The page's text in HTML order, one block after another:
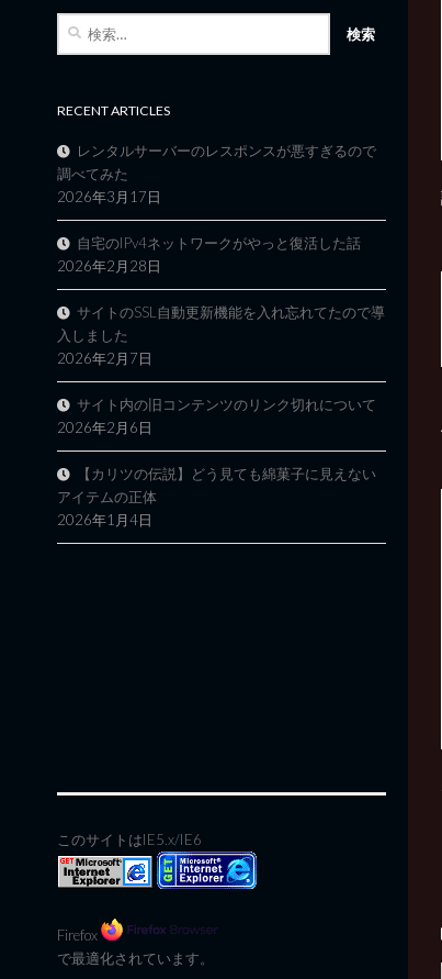
RECENT ARTICLES
レンタルサーバーのレスポンスが悪すぎるので
調べてみた
2026年3月17日
自宅のIPv4ネットワークがやっと復活した話
2026年2月28日
サイトのSSL自動更新機能を入れ忘れてたので導
入しました
2026年2月7日
サイト内の旧コンテンツのリンク切れについて
2026年2月6日
【カリツの伝説】どう見ても綿菓子に見えない
アイテムの正体
2026年1月4日
このサイトはIE5.x/IE6
Firefox
で最適化されています。